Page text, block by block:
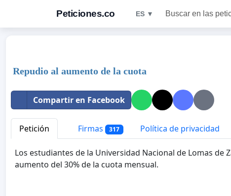
Peticiones.co ES ▼ Buscar en las
Repudio al aumento de la cuota
Compartir en Facebook
Petición Firmas 317 Política de privacidad
Los estudiantes de la Universidad Nacional de Lomas
aumento del 30% de la cuota mensual.